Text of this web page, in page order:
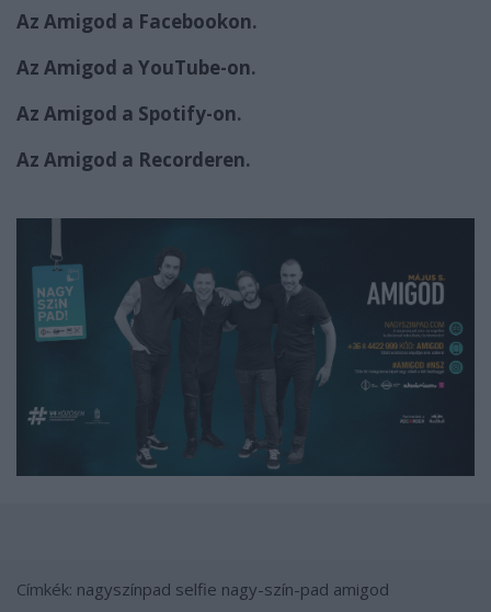
Az Amigod a Facebookon.
Az Amigod a YouTube-on.
Az Amigod a Spotify-on.
Az Amigod a Recorderen.
Címkék: nagyszínpad selfie nagy-szín-pad amigod